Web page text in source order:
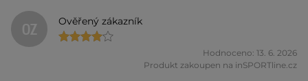
OZ Ověřený zákazník
Hodnoceno: 13. 6. 2026
Produkt zakoupen na inSPORTline.cz